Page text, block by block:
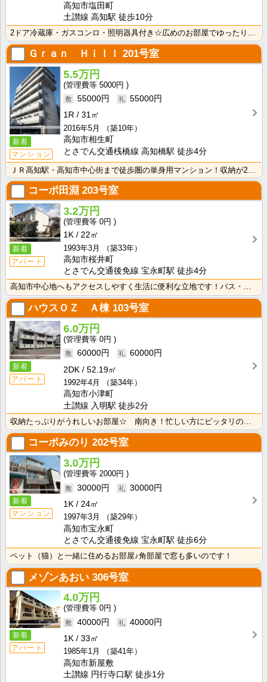
高知市塩田町
土讃線 高知駅 徒歩10分
Ｇｒａｎ Ｈｉｌｌ 201号室
新着
マンション
5.5万円
5000円
55000円
55000円
1R
31㎡
2016年5月
（築10年）
高知市相生町
とさでん交通桟橋線 高知橋駅 徒歩4分
コーポ田淵 203号室
新着
アパート
3.2万円
0円
1K
22㎡
1993年3月
（築33年）
高知市桜井町
とさでん交通後免線 宝永町駅 徒歩4分
高知市中心地へもアクセスしやすく生活に便利な立地です！バス・トイレ別なので、ゆったり湯船に浸かれます･･･
ハウスＯＺ Ａ棟103号室
新着
アパート
6.0万円
0円
60000円
60000円
2DK
52.19㎡
1992年4月
（築34年）
高知市小津町
土讃線 入明駅 徒歩2分
コーポみのり 202号室
新着
マンション
3.0万円
2000円
30000円
30000円
1K
24㎡
1997年3月
（築29年）
高知市宝永町
とさでん交通後免線 宝永町駅 徒歩6分
ペット（猫）と一緒に住めるお部屋♪角部屋で窓も多いのです！
メゾンあおい 306号室
新着
アパート
4.0万円
0円
40000円
40000円
1K
33㎡
1985年1月
（築41年）
高知市新屋敷
土讃線 円行寺口駅 徒歩1分